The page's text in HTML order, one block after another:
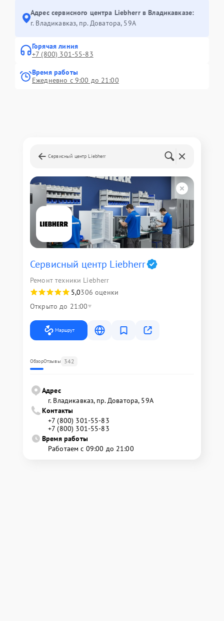
Адрес сервисного центра Liebherr в Владикавказе:
г. Владикавказ, пр. Доватора, 59А
Горячая линия
+7 (800) 301-55-83
Время работы
Ежедневно с 9:00 до 21:00
Сервисный центр Liebherr
Сервисный центр Liebherr
Ремонт техники Liebherr
5,0306 оценки
Открыто до 21:00
Маршрут
ОбзорОтзывы 342
Адрес
г. Владикавказ, пр. Доватора, 59А
Контакты
+7 (800) 301-55-83
+7 (800) 301-55-83
Время работы
Работаем с 09:00 до 21:00